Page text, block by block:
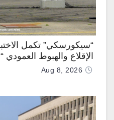
“سيكورسكي” تكمل
الإقلاع والهبوط العمودي
Aug 8, 2026